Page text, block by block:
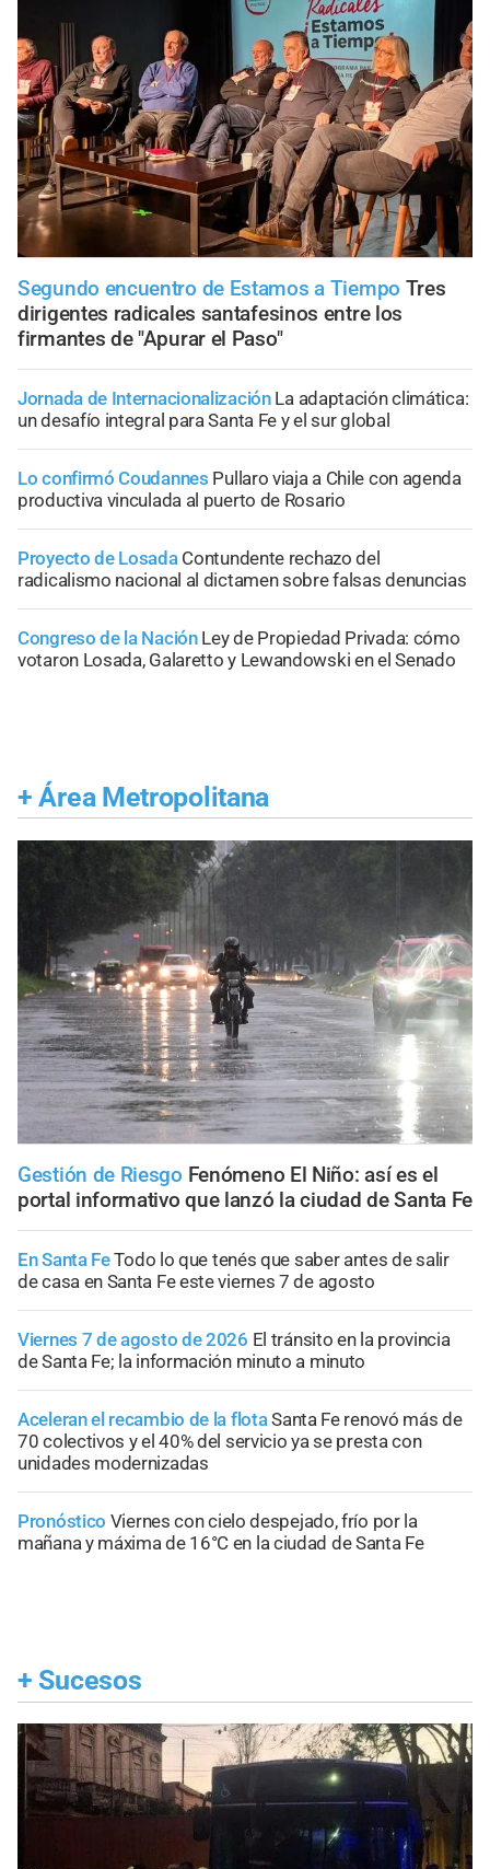
Segundo encuentro de Estamos a Tiempo Tres
dirigentes radicales santafesinos entre los
firmantes de "Apurar el Paso"
Jornada de Internacionalización La adaptación climática:
un desafío integral para Santa Fe y el sur global
Lo confirmó Coudannes Pullaro viaja a Chile con agenda
productiva vinculada al puerto de Rosario
Proyecto de Losada Contundente rechazo del
radicalismo nacional al dictamen sobre falsas denuncias
Congreso de la Nación Ley de Propiedad Privada: cómo
votaron Losada, Galaretto y Lewandowski en el Senado
+ Área Metropolitana
Gestión de Riesgo Fenómeno El Niño: así es el
portal informativo que lanzó la ciudad de Santa Fe
En Santa FeTodo lo que tenés que saber antes de salir
de casa en Santa Fe este viernes 7 de agosto
Viernes 7 de agosto de 2026 El tránsito en la provincia
de Santa Fe; la información minuto a minuto
Aceleran el recambio de la flotaSanta Fe renovó más de
70 colectivos y el 40% del servicio ya se presta con
unidades modernizadas
Pronóstico Viernes con cielo despejado, frío por la
mañana y máxima de 16°C en la ciudad de Santa Fe
+ Sucesos